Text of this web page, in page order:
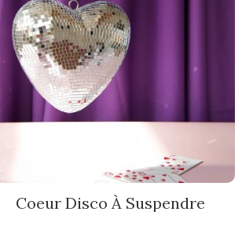
Coeur Disco À Suspendre